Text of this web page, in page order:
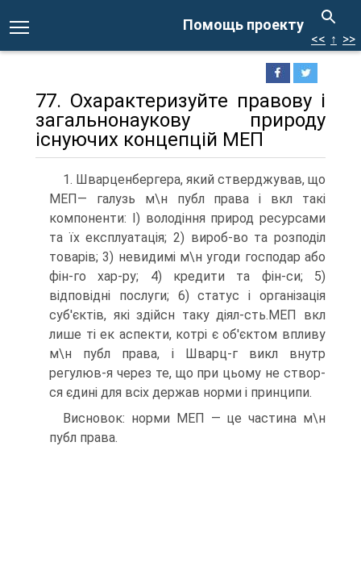
Помощь проекту
<< ↑ >>
77. Охарактеризуйте правову і
загальнонаукову природу
існуючих концепцій МЕП
1. Шварценбергера, який стверджував, що
МЕП— галузь м\н публ права і вкл такі
компоненти: І) володіння природ ресурсами
та їх експлуатація; 2) вироб-во та розподіл
товарів; 3) невидимі м\н угоди господар або
фін-го хар-ру; 4) кредити та фін-си; 5)
відповідні послуги; 6) статус і організація
суб'єктів, які здійсн таку діял-сть.МЕП вкл
лише ті ек аспекти, котрі є об'єктом впливу
м\н публ права, і Шварц-г викл внутр
регулюв-я через те, що при цьому не створ-
ся єдині для всіх держав норми і принципи.
Висновок: норми МЕП — це частина м\н
публ права.